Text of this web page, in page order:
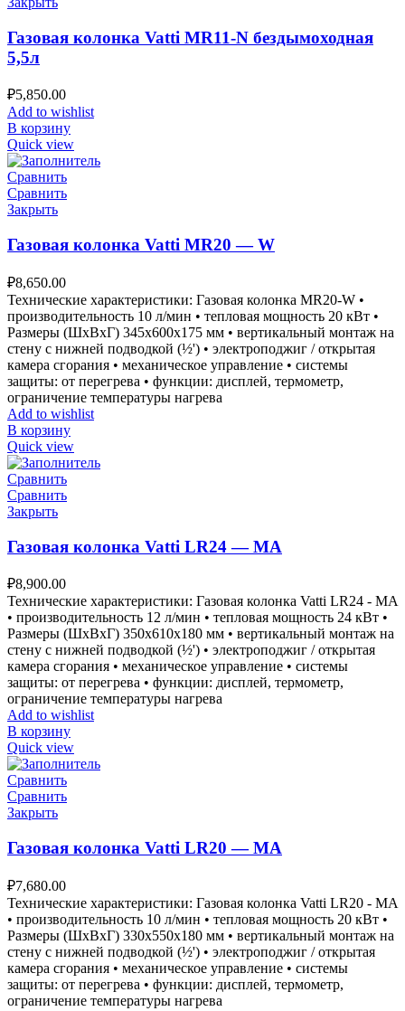
Газовая колонка Vatti MR11-N бездымоходная
5,5л
₽5,850.00
Add to wishlist
В корзину
Quick view
Сравнить
Сравнить
Закрыть
Газовая колонка Vatti MR20 — W
₽8,650.00
Технические характеристики: Газовая колонка MR20-W •
производительность 10 л/мин • тепловая мощность 20 кВт •
Размеры (ШxВxГ) 345x600x175 мм • вертикальный монтаж на
стену с нижней подводкой (½') • электроподжиг / открытая
камера сгорания • механическое управление • системы
защиты: от перегрева • функции: дисплей, термометр,
ограничение температуры нагрева
Add to wishlist
В корзину
Quick view
Сравнить
Сравнить
Закрыть
Газовая колонка Vatti LR24 — MA
₽8,900.00
Технические характеристики: Газовая колонка Vatti LR24 - MA
• производительность 12 л/мин • тепловая мощность 24 кВт •
Размеры (ШxВxГ) 350x610x180 мм • вертикальный монтаж на
стену с нижней подводкой (½') • электроподжиг / открытая
камера сгорания • механическое управление • системы
защиты: от перегрева • функции: дисплей, термометр,
ограничение температуры нагрева
Add to wishlist
В корзину
Quick view
Сравнить
Сравнить
Закрыть
Газовая колонка Vatti LR20 — MA
₽7,680.00
Технические характеристики: Газовая колонка Vatti LR20 - MA
• производительность 10 л/мин • тепловая мощность 20 кВт •
Размеры (ШxВxГ) 330x550x180 мм • вертикальный монтаж на
стену с нижней подводкой (½') • электроподжиг / открытая
камера сгорания • механическое управление • системы
защиты: от перегрева • функции: дисплей, термометр,
ограничение температуры нагрева